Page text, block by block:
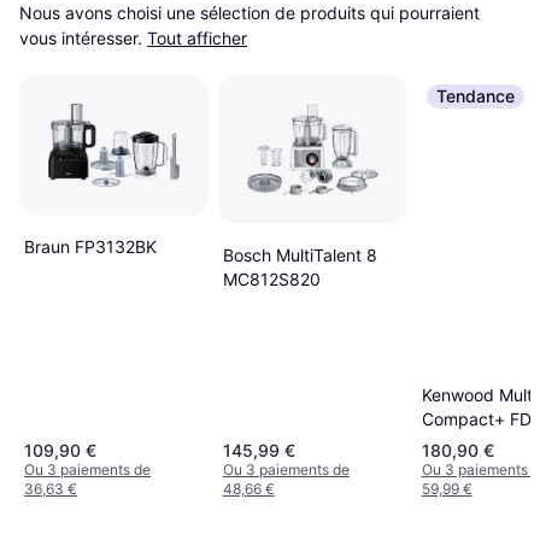
Nous avons choisi une sélection de produits qui pourraient
vous intéresser. Tout afficher
Braun FP3132BK
109,90 €
Ou 3 paiements de
36,63 €
Bosch MultiTalent 8
MC812S820
145,99 €
Ou 3 paiements de
48,66 €
Tendance
Kenwood
Compact+
180,90 €
Ou 3 paiements
59,99 €